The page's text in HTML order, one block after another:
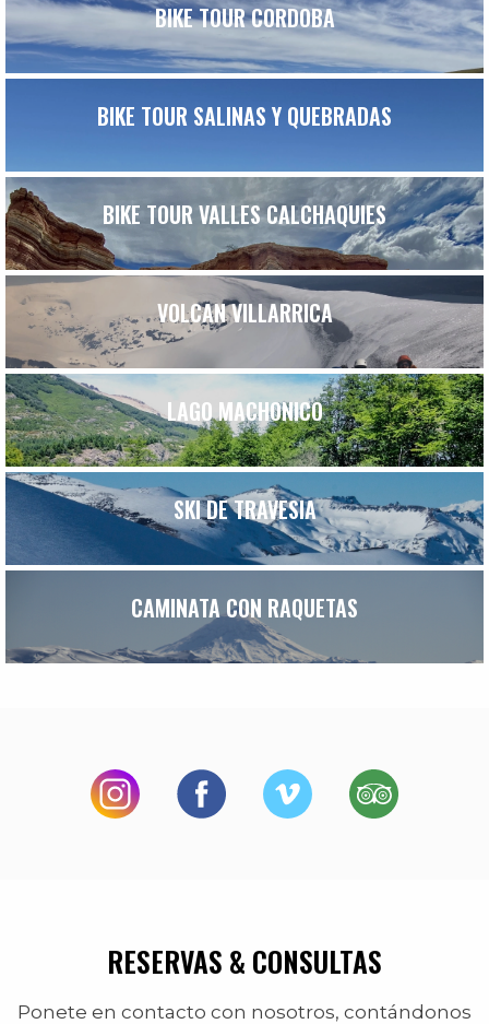
BIKE TOUR CORDOBA
BIKE TOUR SALINAS Y QUEBRADAS
BIKE TOUR VALLES CALCHAQUIES
VOLCAN VILLARRICA
LAGO MACHONICO
SKI DE TRAVESIA
CAMINATA CON RAQUETAS
RESERVAS & CONSULTAS
Ponete en contacto con nosotros, contándonos